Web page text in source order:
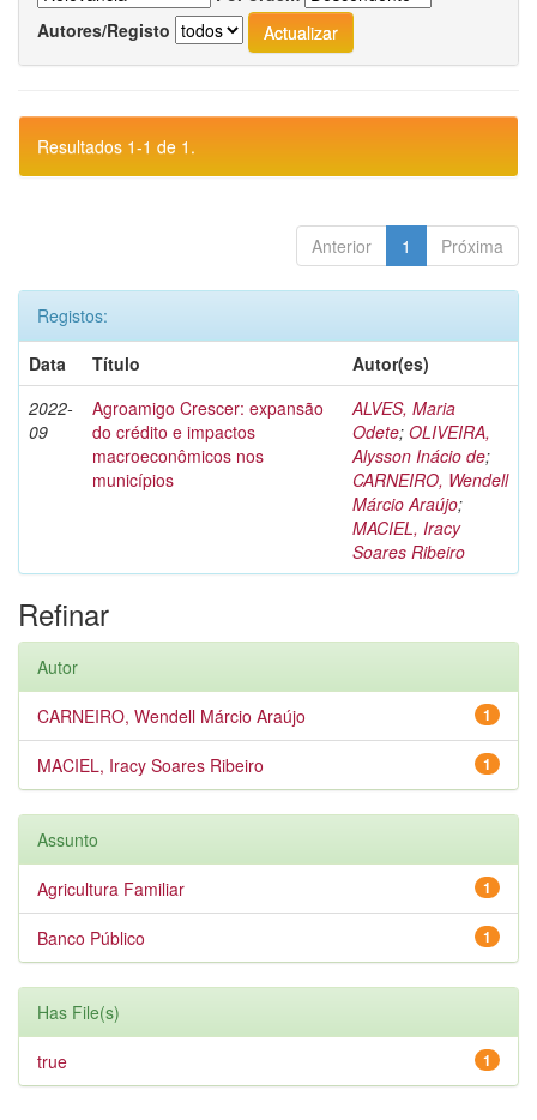
Autores/Registo
Resultados 1-1 de 1.
Anterior 1 Próxima
Registos:
Data
Título
Autor(es)
2022-
09
Agroamigo Crescer: expansão
do crédito e impactos
macroeconômicos nos
municípios
ALVES, Maria
Odete; OLIVEIRA,
Alysson Inácio de;
CARNEIRO, Wendell
Márcio Araújo;
MACIEL, Iracy
Soares Ribeiro
Refinar
Autor
1
CARNEIRO, Wendell Márcio Araújo
1
MACIEL, Iracy Soares Ribeiro
Assunto
1
Agricultura Familiar
1
Banco Público
Has File(s)
1
true